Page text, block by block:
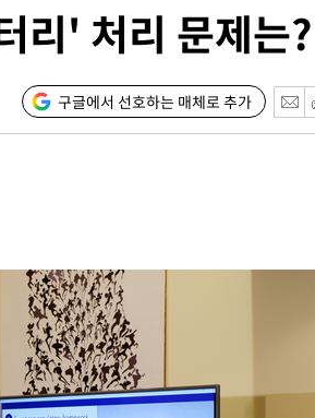
리' 처리 문제는?
구글에서 선호하는 매체로 추가